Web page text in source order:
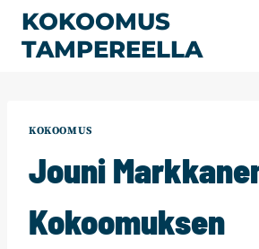
Siirry
sisältöön
KOKOOMUS
TAMPEREELLA
KOKOOMUS
Jouni
Kokoomuksen